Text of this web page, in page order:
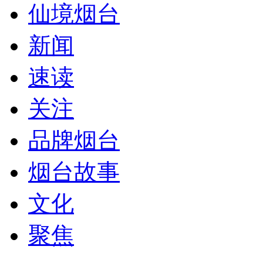
仙境烟台
新闻
速读
关注
品牌烟台
烟台故事
文化
聚焦